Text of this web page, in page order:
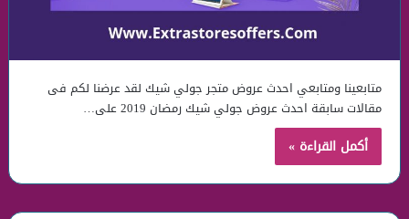
متابعينا ومتابعي احدث عروض متجر جولي شيك لقد عرضنا لكم فى
مقالات سابقة احدث عروض جولي شيك رمضان 2019 على…
أكمل القراءة »